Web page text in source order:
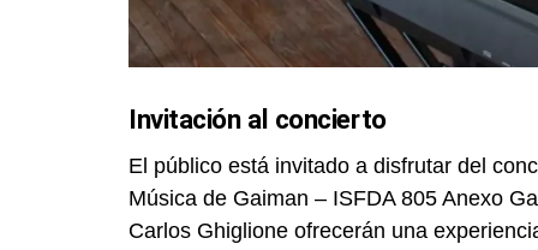
Invitación al concierto
El público está invitado a disfrutar del
Música de Gaiman – ISFDA 805 Anexo
Carlos Ghiglione ofrecerán una